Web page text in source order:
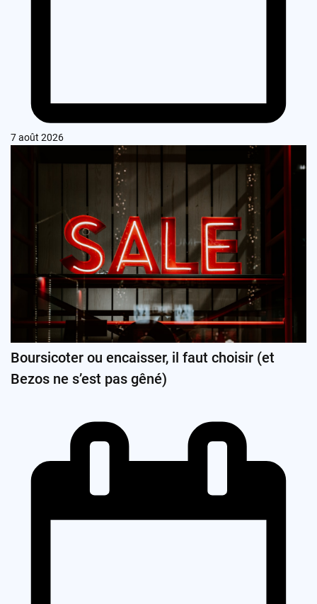
7 août 2026
Boursicoter ou encaisser, il faut choisir (et
Bezos ne s’est pas gêné)